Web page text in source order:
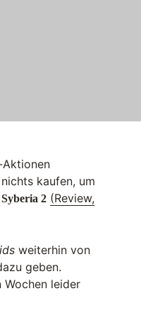
kaufen, um
Syberia 2 (Review,
weiterhin von
geben.
leider